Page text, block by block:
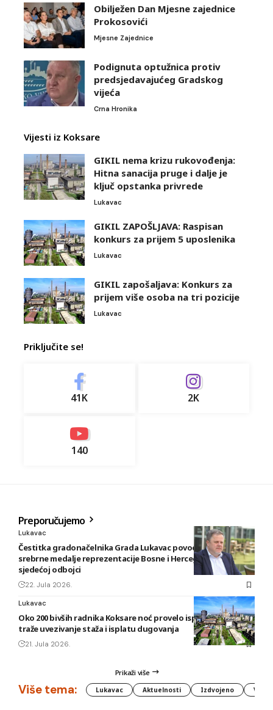
Obilježen Dan Mjesne zajednice
Prokosovići
Mjesne Zajednice
Podignuta optužnica protiv
predsjedavajućeg Gradskog
vijeća
Crna Hronika
Vijesti iz Koksare
GIKIL nema krizu rukovođenja:
Hitna sanacija pruge i dalje je
ključ opstanka privrede
Lukavac
GIKIL ZAPOŠLJAVA: Raspisan
konkurs za prijem 5 uposlenika
Lukavac
GIKIL zapošaljava: Konkurs za
prijem više osoba na tri pozicije
Lukavac
Priključite se!
41K 2K
140
Preporučujemo
Lukavac
Čestitka gradonačelnika Grada Lukavac povodom osvajanja
srebrne medalje reprezentacije Bosne i Hercegovine u
sjedećoj odbojci
22. Jula 2026.
Lukavac
Oko 200 bivših radnika Koksare noć provelo ispred fabrike,
traže uvezivanje staža i isplatu dugovanja
21. Jula 2026.
Prikaži više
Više tema: Lukavac Aktuelnosti Izdvojeno